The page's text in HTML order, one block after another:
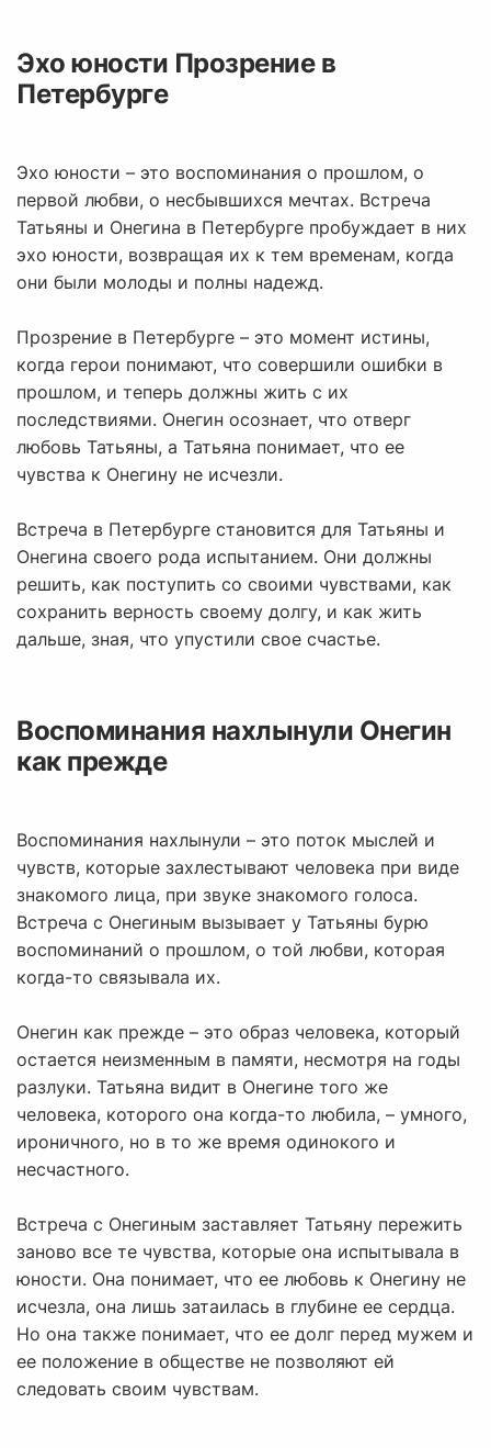
Эхо юности Прозрение в
Петербурге
Эхо юности – это воспоминания о прошлом, о
первой любви, о несбывшихся мечтах. Встреча
Татьяны и Онегина в Петербурге пробуждает в них
эхо юности, возвращая их к тем временам, когда
они были молоды и полны надежд.
Прозрение в Петербурге – это момент истины,
когда герои понимают, что совершили ошибки в
прошлом, и теперь должны жить с их
последствиями. Онегин осознает, что отверг
любовь Татьяны, а Татьяна понимает, что ее
чувства к Онегину не исчезли.
Встреча в Петербурге становится для Татьяны и
Онегина своего рода испытанием. Они должны
решить, как поступить со своими чувствами, как
сохранить верность своему долгу, и как жить
дальше, зная, что упустили свое счастье.
Воспоминания нахлынули Онегин
как прежде
Воспоминания нахлынули – это поток мыслей и
чувств, которые захлестывают человека при виде
знакомого лица, при звуке знакомого голоса.
Встреча с Онегиным вызывает у Татьяны бурю
воспоминаний о прошлом, о той любви, которая
когда-то связывала их.
Онегин как прежде – это образ человека, который
остается неизменным в памяти, несмотря на годы
разлуки. Татьяна видит в Онегине того же
человека, которого она когда-то любила, – умного,
ироничного, но в то же время одинокого и
несчастного.
Встреча с Онегиным заставляет Татьяну пережить
заново все те чувства, которые она испытывала в
юности. Она понимает, что ее любовь к Онегину не
исчезла, она лишь затаилась в глубине ее сердца.
Но она также понимает, что ее долг перед мужем и
ее положение в обществе не позволяют ей
следовать своим чувствам.